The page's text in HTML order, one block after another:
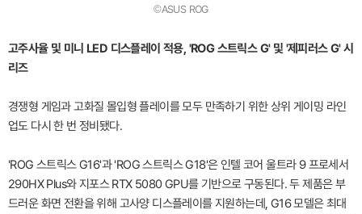
©ASUS ROG
고주사율 및 미니 LED 디스플레이 적용, 'ROG 스트릭스 G' 및 '제피러스 G' 시
리즈
경쟁형 게임과 고화질 몰입형 플레이를 모두 만족하기 위한 상위 게이밍 라인
업도 다시 한 번 정비됐다.
'ROG 스트릭스 G16'과 'ROG 스트릭스 G18'은 인텔 코어 울트라 9 프로세서
290HX Plus와 지포스 RTX 5080 GPU를 기반으로 구동된다. 두 제품은 부
드러운 화면 전환을 위해 고사양 디스플레이를 지원하는데, G16 모델은 최대